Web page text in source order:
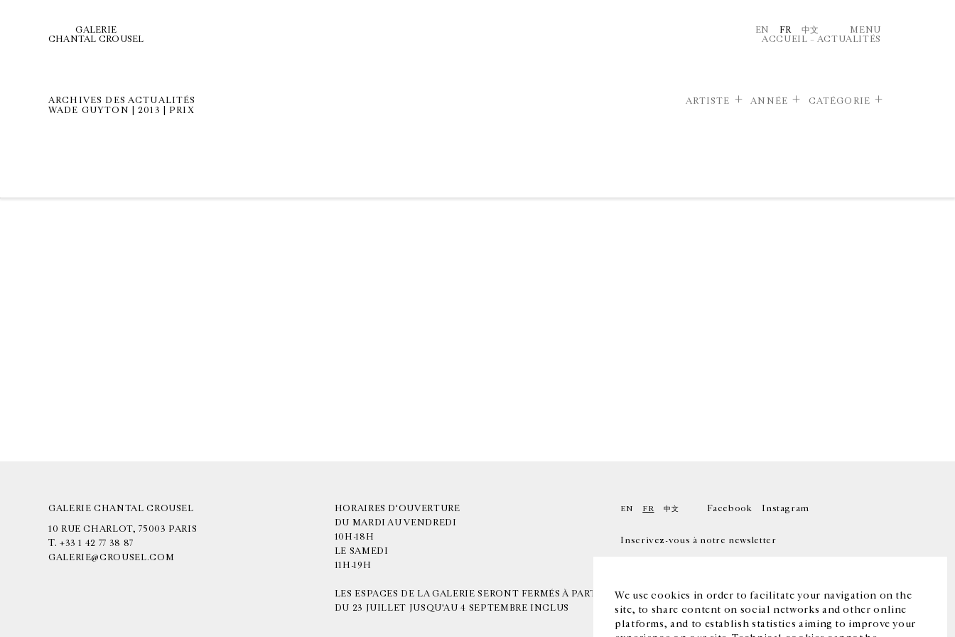
We use cookies in order to facilitate your navigation on the
site, to share content on social networks and other online
platforms, and to establish statistics aiming to improve your
GALERIE
CHANTAL CROUSEL
EN FR 中文
MENU
ACCUEIL – ACTUALITÉS
ARCHIVES DES ACTUALITÉS
WADE GUYTON | 2013 | PRIX
ARTISTE ANNÉE CATÉGORIE
GALERIE CHANTAL CROUSEL
10 RUE CHARLOT, 75003 PARIS
T. +33 1 42 77 38 87
GALERIE@CROUSEL.COM
HORAIRES D'OUVERTURE
DU MARDI AU VENDREDI
10H-18H
LE SAMEDI
11H-19H
LES ESPACES DE LA GALERIE SERONT FERMÉS À PARTIR
DU 23 JUILLET JUSQU'AU 4 SEPTEMBRE INCLUS
EN FR 中文 Facebook Instagram
Inscrivez-vous à notre newsletter